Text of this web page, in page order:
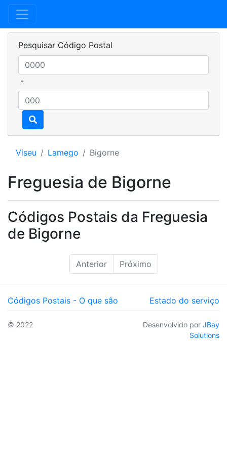
Pesquisar Código Postal
-
Viseu Lamego Bigorne
Freguesia de Bigorne
Códigos Postais da Freguesia
de Bigorne
Anterior Próximo
Códigos Postais - O que são Estado do serviço
© 2022 Desenvolvido por JBay
Solutions